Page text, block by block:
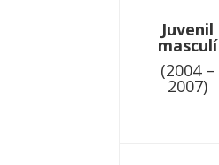
Juvenil
masculí
(2004 –
2007)